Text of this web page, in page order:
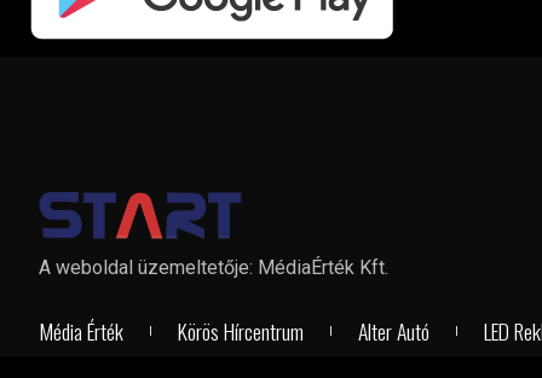
A weboldal üzemeltetője: MédiaÉrték Kft.
Média Érték Körös Hírcentrum Alter Autó LED